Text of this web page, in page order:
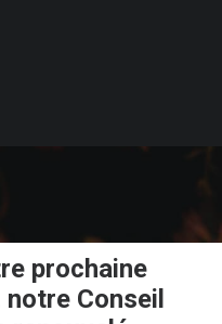
prochaine
notre Conseil